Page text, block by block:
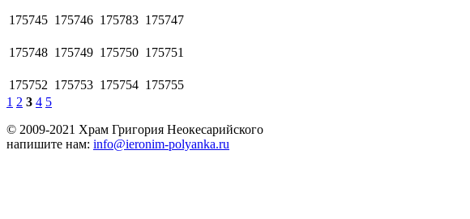
175745 175746 175783 175747
175748 175749 175750 175751
175752 175753 175754 175755
1 2 3 4 5
© 2009-2021 Храм Григория Неокесарийского
напишите нам: info@ieronim-polyanka.ru